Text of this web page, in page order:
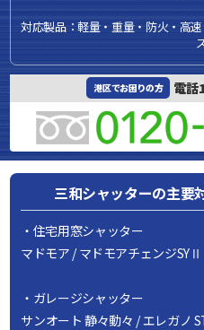
対応製品：軽量・重量・防火・高
港区でお困りの方 電話
三和シャッターの主要
・住宅用窓シャッター
マドモア / マドモアチェンジSYⅡ
・ガレージシャッター
サンオート 静々動々 / エレガノ